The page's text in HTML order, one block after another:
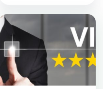
Giảm giá!